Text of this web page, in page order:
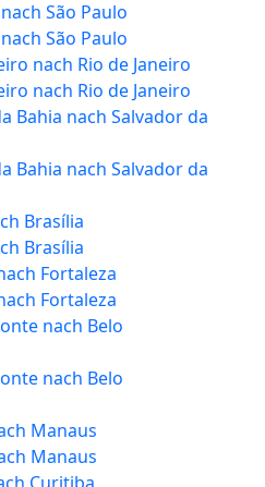
São Paulo
São Paulo
nach Rio de Janeiro
nach Rio de Janeiro
Bahia nach Salvador da
Bahia nach Salvador da
Brasília
Brasília
Fortaleza
Fortaleza
nach Belo
nach Belo
Manaus
Manaus